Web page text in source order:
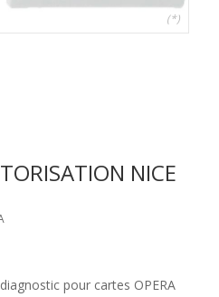
(*)
NICE
pour cartes OPERA